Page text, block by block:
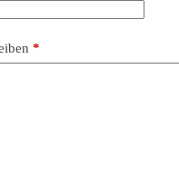
*